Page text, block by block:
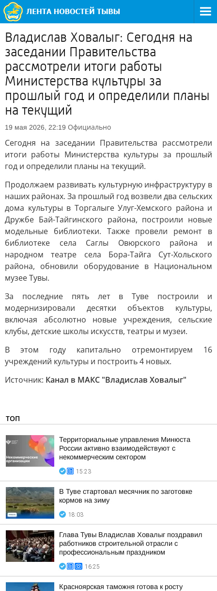
Владислав Ховалыг: Сегодня на
заседании Правительства
рассмотрели итоги работы
Министерства культуры за
прошлый год и определили планы
на текущий
19 мая 2026, 22:19 Официально
Сегодня на заседании Правительства рассмотрели
итоги работы Министерства культуры за прошлый
год и определили планы на текущий.
Продолжаем развивать культурную инфраструктуру в
наших районах. За прошлый год возвели два сельских
дома культуры в Торгалыге Улуг-Хемского района и
Дружбе Бай-Тайгинского района, построили новые
модельные библиотеки. Также провели ремонт в
библиотеке села Саглы Овюрского района и
народном театре села Бора-Тайга Сут-Хольского
района, обновили оборудование в Национальном
музее Тувы.
За последние пять лет в Туве построили и
модернизировали десятки объектов культуры,
включая абсолютно новые учреждения, сельские
клубы, детские школы искусств, театры и музеи.
В этом году капитально отремонтируем 16
учреждений культуры и построить 4 новых.
Источник: Канал в МАКС "Владислав Ховалыг"
ТОП
Территориальные управления Минюста
России активно взаимодействуют с
некоммерческим сектором
15:23
В Туве стартовал месячник по заготовке
кормов на зиму
18:03
Глава Тувы Владислав Ховалыг поздравил
работников строительной отрасли с
профессиональным праздником
16:25
Красноярская таможня готова к росту